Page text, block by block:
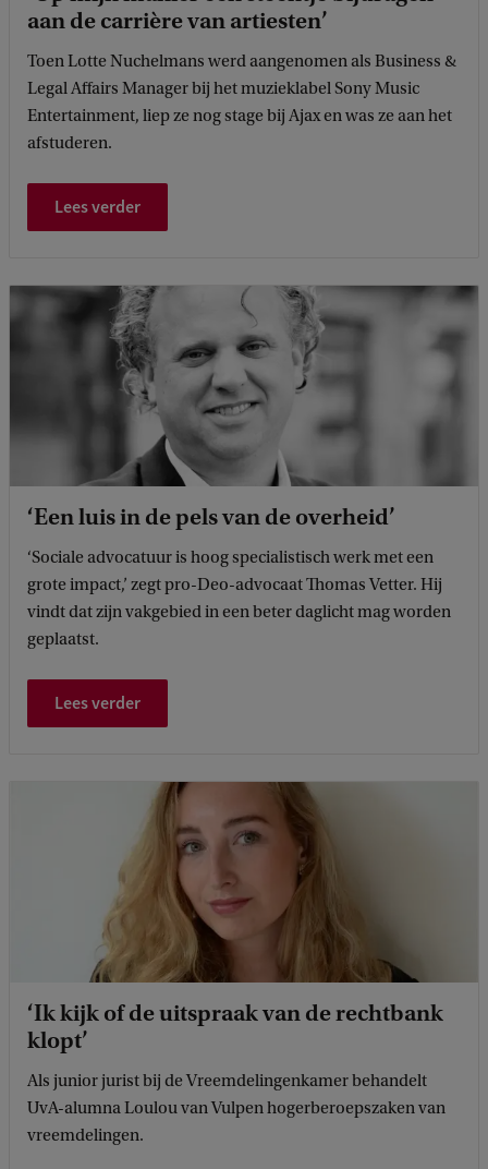
aan de carrière van artiesten’
Toen Lotte Nuchelmans werd aangenomen als Business &
Legal Affairs Manager bij het muzieklabel Sony Music
Entertainment, liep ze nog stage bij Ajax en was ze aan het
afstuderen.
Lees verder
‘Een luis in de pels van de overheid’
‘Sociale advocatuur is hoog specialistisch werk met een
grote impact,’ zegt pro-Deo-advocaat Thomas Vetter. Hij
vindt dat zijn vakgebied in een beter daglicht mag worden
geplaatst.
Lees verder
‘Ik kijk of de uitspraak van de rechtbank
klopt’
Als junior jurist bij de Vreemdelingenkamer behandelt
UvA-alumna Loulou van Vulpen hogerberoepszaken van
vreemdelingen.